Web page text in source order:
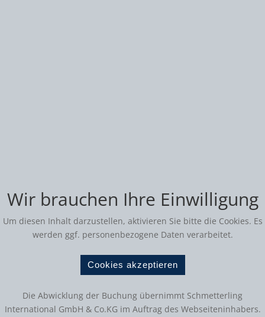
Wir brauchen Ihre Einwilligung
Um diesen Inhalt darzustellen, aktivieren Sie bitte die Cookies. Es
werden ggf. personenbezogene Daten verarbeitet.
Cookies akzeptieren
Die Abwicklung der Buchung übernimmt Schmetterling
International GmbH & Co.KG im Auftrag des Webseiteninhabers.